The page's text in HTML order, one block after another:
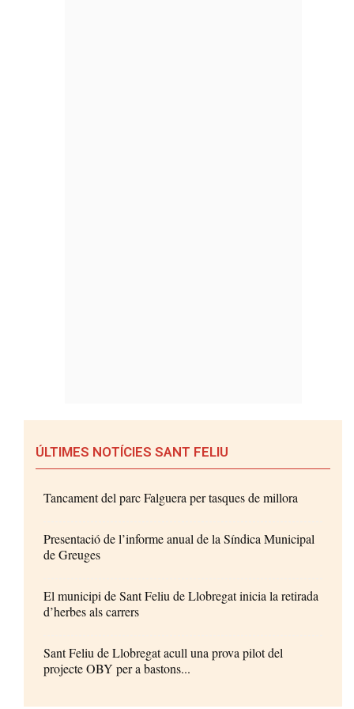
ÚLTIMES NOTÍCIES SANT FELIU
Tancament del parc Falguera per tasques de millora
Presentació de l’informe anual de la Síndica Municipal
de Greuges
El municipi de Sant Feliu de Llobregat inicia la retirada
d’herbes als carrers
Sant Feliu de Llobregat acull una prova pilot del
projecte OBY per a bastons...